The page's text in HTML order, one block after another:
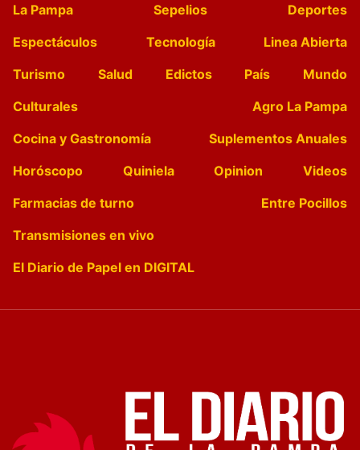
La Pampa Sepelios
Deportes
Espectáculos
Tecnología
Linea Abierta
Turismo
Salud Edictos País
Mundo
Culturales
Agro La Pampa
Cocina y Gastronomía
Suplementos Anuales
Horóscopo
Quiniela Opinion
Videos
Farmacias de turno
Entre Pocillos
Transmisiones en vivo
El Diario de Papel en DIGITAL